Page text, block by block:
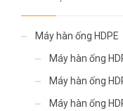
Máy hàn ống HDPE
Máy hàn ống
Máy hàn ống
Máy hàn ống